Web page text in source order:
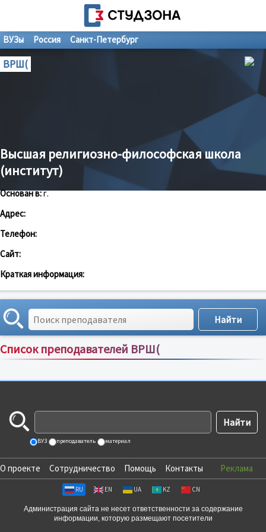
ВУЗы Россия Санкт-Петербург
ВРШ(
Высшая религиозно-философская школа
(институт)
Основан в:г.
Адрес:
Телефон:
Сайт:
Краткая информация:
Список преподавателей ВРШ(
Сортировка по:имени;рейтингу;отзывам
ВУЗ преподаватель материал
О проекте Сотрудничество Помощь Контакты Реклама
RU EN UA KZ CN
Администрация сайта не несет ответственности за содержание
информации, которую размещают посетители